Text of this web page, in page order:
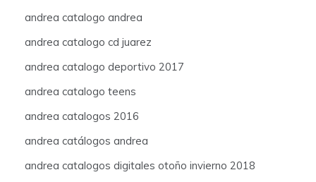
andrea catalogo andrea
andrea catalogo cd juarez
andrea catalogo deportivo 2017
andrea catalogo teens
andrea catalogos 2016
andrea catálogos andrea
andrea catalogos digitales otoño invierno 2018